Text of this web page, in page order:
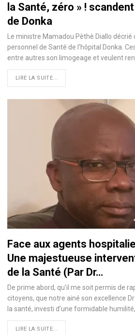
la Santé, zéro » !
de Donka
Le ministre Mamadou Pèthè Diallo
personnel de Santé de l'hôpital Donka.
entre autres son limogeage et veulent
LIRE LA SUITE...
Face aux agents
Une majestueuse
de la Santé (Par Dr…
De prime abord, qu’il me soit permis de
citoyens, que notre ainé son excellence
la santé, investi d’une formidable
LIRE LA SUITE...